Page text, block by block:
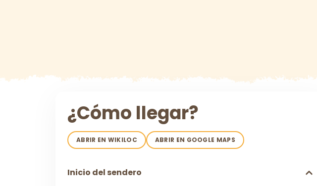
¿Cómo llegar?
ABRIR EN WIKILOC ABRIR EN GOOGLE MAPS
Inicio del sendero